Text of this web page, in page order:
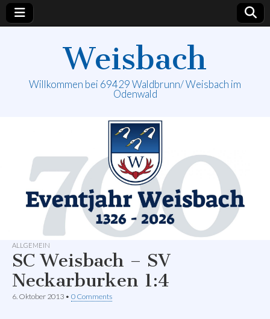
Weisbach
Willkommen bei 69429 Waldbrunn/ Weisbach im
Odenwald
ALLGEMEIN
SC Weisbach – SV
Neckarburken 1:4
6. Oktober 2013 • 0 Comments